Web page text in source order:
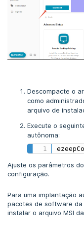
Descompacte o
como
arquivo de
Execute o
autônoma:
Ajuste os parâmetros
configuração.
Para uma implantação
pacotes de software da
instalar o arquivo MSI